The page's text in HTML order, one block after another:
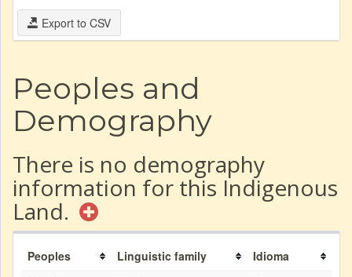
Export to CSV
Peoples and
Demography
There is no demography
information for this Indigenous
Land.
Peoples Linguistic family
Idioma